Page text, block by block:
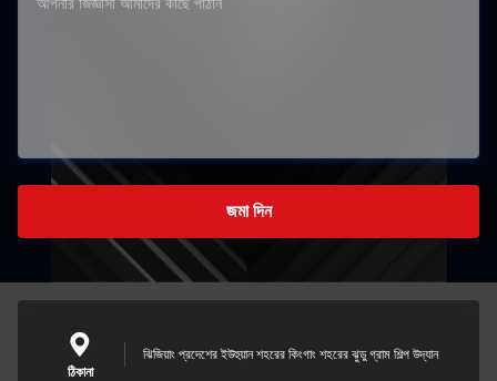
জমা দিন
ঠিকানা
ঝিজিয়াং প্রদেশের ইউহুয়ান শহরের কিংগাং শহরের ঝুডু গ্রাম শিল্প উদ্যান